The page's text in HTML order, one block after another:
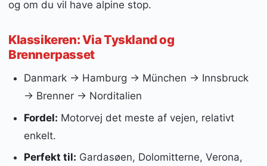
og om du vil have alpine stop.
Klassikeren: Via Tyskland og
Brennerpasset
Danmark → Hamburg → München → Innsbruck
→ Brenner → Norditalien
Fordel: Motorvej det meste af vejen, relativt
enkelt.
Perfekt til: Gardasøen, Dolomitterne, Verona,